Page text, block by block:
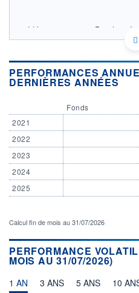
LU0741948268 - Barclays
OPCVM DERNIER COURS
05/12
CATÉGORIE MORNINGSTAR
Allocation EUR Agressive -
International
TARIFS PRIVILÉGIÉS
ÉLIGIBILITÉ
PEA PEA-PME
Non éligible Boursobank
PERFORMANCES
DERNIÈRES ANNÉES
2021
2022
2023
2024
2025
Fonds
Calcul fin de mois au 31/07/2026
PERFORMANCE
MOIS AU 31/07/2026)
1 AN 3 ANS 5 ANS 10